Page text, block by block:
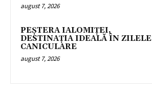
august 7, 2026
PEȘTERA IALOMIȚEI,
DESTINAȚIA IDEALĂ ÎN ZILELE
CANICULARE
august 7, 2026